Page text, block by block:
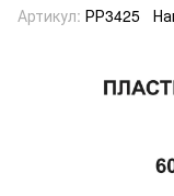
Артикул: РР3425